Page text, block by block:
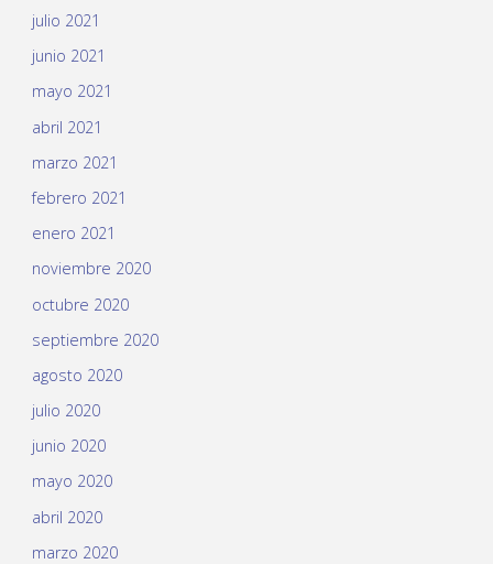
julio 2021
junio 2021
mayo 2021
abril 2021
marzo 2021
febrero 2021
enero 2021
noviembre 2020
octubre 2020
septiembre 2020
agosto 2020
julio 2020
junio 2020
mayo 2020
abril 2020
marzo 2020